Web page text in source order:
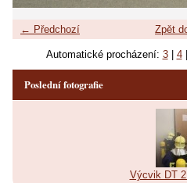
← Předchozí Zpět
Automatické procházení: 3| 4|
Poslední fotografie
Výcvik DT